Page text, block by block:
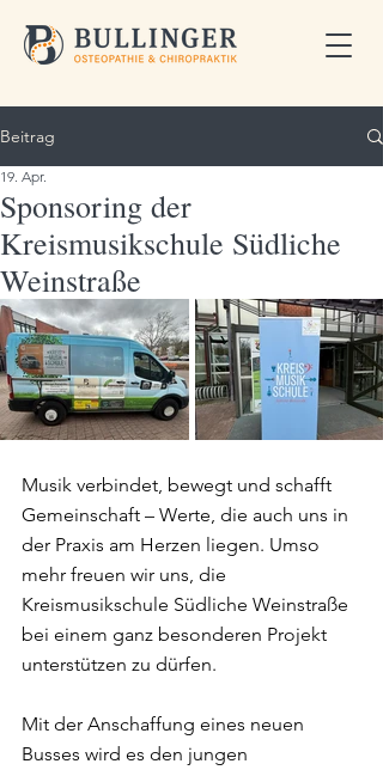
Beitrag
Sponsoring der
Kreismusikschule Südliche
Weinstraße
19. Apr.
Musik verbindet, bewegt und schafft
Gemeinschaft – Werte, die auch uns in
der Praxis am Herzen liegen. Umso
mehr freuen wir uns, die
Kreismusikschule Südliche Weinstraße
bei einem ganz besonderen Projekt
unterstützen zu dürfen.
Mit der Anschaffung eines neuen
Busses wird es den jungen